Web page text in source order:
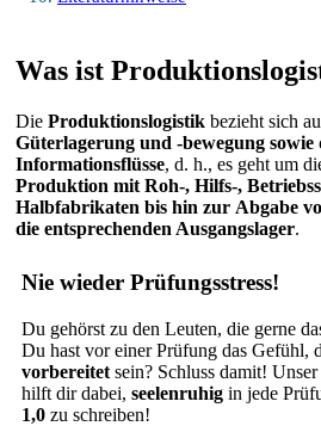
Was ist
Die Produktionslogistik bezieht sich
Güterlagerung und -bewegung sowie
Informationsflüsse, d. h., es geht um
Produktion mit Roh-, Hilfs-,
Halbfabrikaten bis hin zur Abgabe
die entsprechenden Ausgangslager.
Nie wieder Prüfungsstress!
Du gehörst zu den Leuten, die gerne
Du hast vor einer Prüfung das Gefühl,
vorbereitet sein? Schluss damit! Unser
hilft dir dabei, seelenruhig in jede
1,0 zu schreiben!